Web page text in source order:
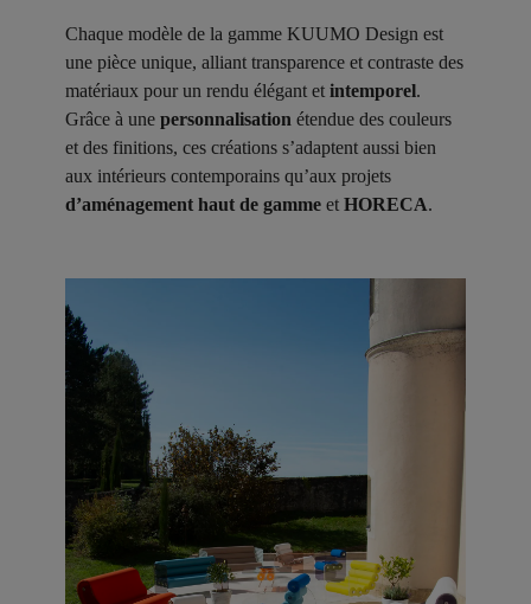
Chaque modèle de la gamme KUUMO Design est
une pièce unique, alliant transparence et contraste des
matériaux pour un rendu élégant et intemporel.
Grâce à une personnalisation étendue des couleurs
et des finitions, ces créations s’adaptent aussi bien
aux intérieurs contemporains qu’aux projets
d’aménagement haut de gamme et HORECA.